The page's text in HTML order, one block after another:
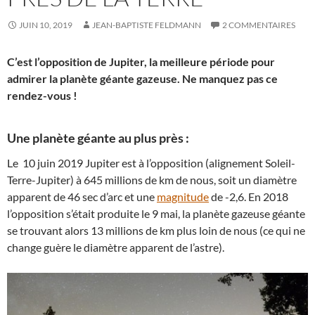
JUIN 10, 2019 JEAN-BAPTISTE FELDMANN 2 COMMENTAIRES
C’est l’opposition de Jupiter, la meilleure période pour
admirer la planète géante gazeuse. Ne manquez pas ce
rendez-vous !
Une planète géante au plus près :
Le 10 juin 2019 Jupiter est à l’opposition (alignement Soleil-
Terre-Jupiter) à 645 millions de km de nous, soit un diamètre
apparent de 46 sec d’arc et une magnitudede -2,6. En 2018
l’opposition s’était produite le 9 mai, la planète gazeuse géante
se trouvant alors 13 millions de km plus loin de nous (ce qui ne
change guère le diamètre apparent de l’astre).